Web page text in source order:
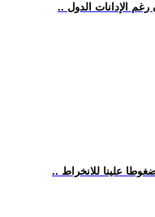
الإدانات الدول
علينا للانخراط